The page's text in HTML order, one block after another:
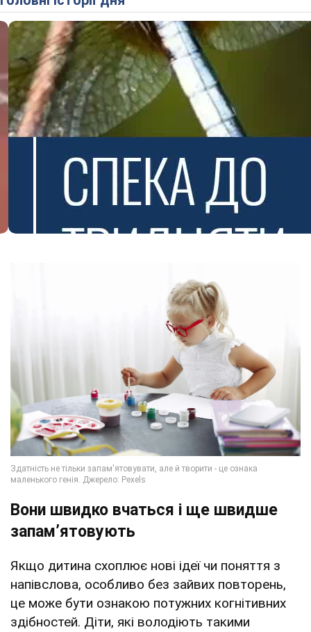
Вони швидко вчаться і ще швидше
запам’ятовують
Якщо дитина схоплює нові ідеї чи поняття з
напівслова, особливо без зайвих повторень,
це може бути ознакою потужних когнітивних
здібностей. Діти, які володіють такими